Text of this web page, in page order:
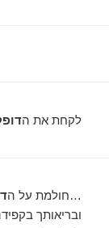
לקחת את ה
…חולמת על ה
ובריאותך